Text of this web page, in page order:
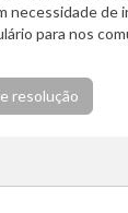
necessidade de
para nos
resolução